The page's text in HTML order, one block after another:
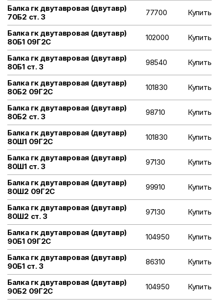
Балка гк двутавровая (двутавр)
70Б2 ст. 3
77700 Купить
Балка гк двутавровая (двутавр)
80Б1 09Г2С
102000 Купить
Балка гк двутавровая (двутавр)
80Б1 ст. 3
98540 Купить
Балка гк двутавровая (двутавр)
80Б2 09Г2С
101830 Купить
Балка гк двутавровая (двутавр)
80Б2 ст. 3
98710 Купить
Балка гк двутавровая (двутавр)
80Ш1 09Г2С
101830 Купить
Балка гк двутавровая (двутавр)
80Ш1 ст. 3
97130 Купить
Балка гк двутавровая (двутавр)
80Ш2 09Г2С
99910 Купить
Балка гк двутавровая (двутавр)
80Ш2 ст. 3
97130 Купить
Балка гк двутавровая (двутавр)
90Б1 09Г2С
104950 Купить
Балка гк двутавровая (двутавр)
90Б1 ст. 3
86310 Купить
Балка гк двутавровая (двутавр)
90Б2 09Г2С
104950 Купить